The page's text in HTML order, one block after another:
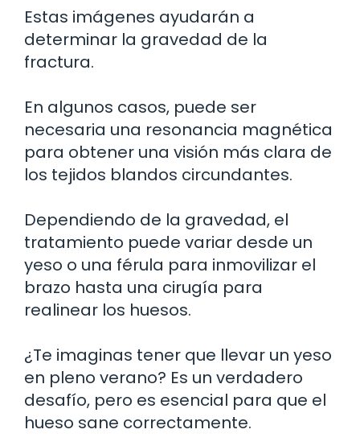
Estas imágenes ayudarán a
determinar la gravedad de la
fractura.
En algunos casos, puede ser
necesaria una resonancia magnética
para obtener una visión más clara de
los tejidos blandos circundantes.
Dependiendo de la gravedad, el
tratamiento puede variar desde un
yeso o una férula para inmovilizar el
brazo hasta una cirugía para
realinear los huesos.
¿Te imaginas tener que llevar un yeso
en pleno verano? Es un verdadero
desafío, pero es esencial para que el
hueso sane correctamente.